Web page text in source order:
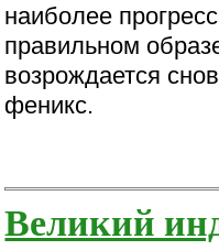
наиболее
правильном
возрождается
феникс.
Великий